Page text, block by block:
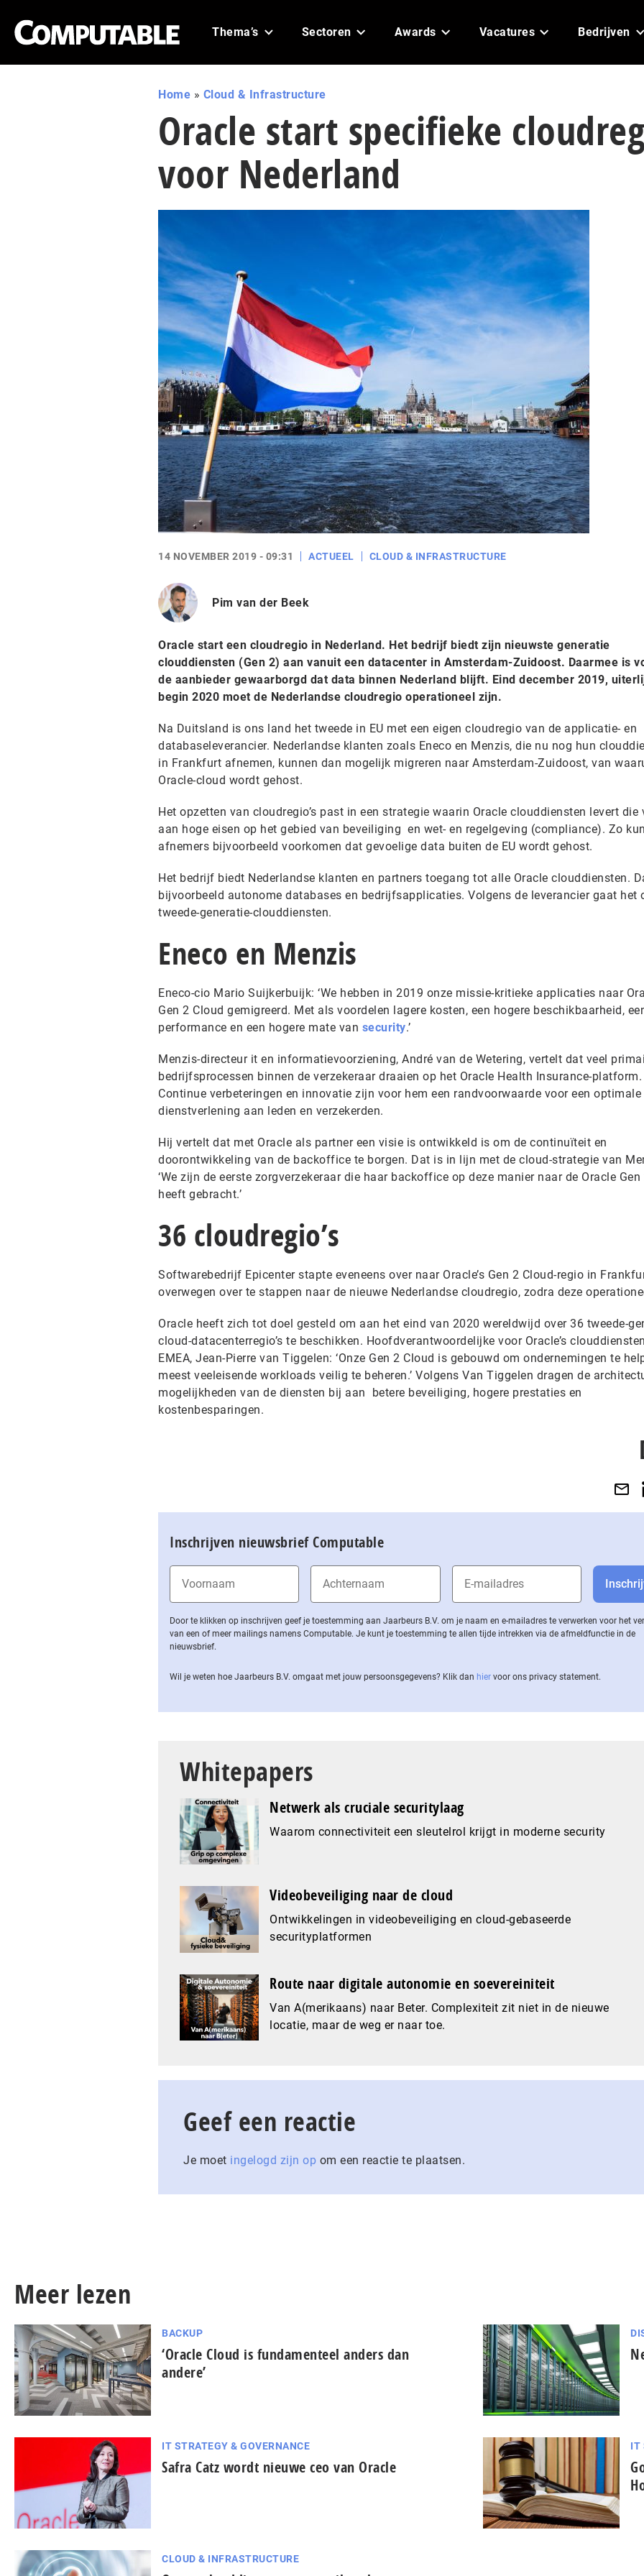
Thema’s Sectoren Awards Vacatures Bedrijven
Home » Cloud & Infrastructure
Oracle start specifieke
voor Nederland
14 NOVEMBER 2019 - 09:31 ACTUEEL CLOUD & INFRASTRUCTURE
Pim van der Beek
Oracle start een cloudregio in Nederland. Het bedrijf biedt zijn nieuwste generatie
clouddiensten (Gen 2) aan vanuit een datacenter in Amsterdam-Zuidoost. Daarmee is
de aanbieder gewaarborgd dat data binnen Nederland blijft. Eind december 2019,
begin 2020 moet de Nederlandse cloudregio operationeel zijn.
Na Duitsland is ons land het tweede in EU met een eigen cloudregio van de applicatie- en
databaseleverancier. Nederlandse klanten zoals Eneco en Menzis, die nu nog hun
in Frankfurt afnemen, kunnen dan mogelijk migreren naar Amsterdam-Zuidoost, van
Oracle-cloud wordt gehost.
Het opzetten van cloudregio’s past in een strategie waarin Oracle clouddiensten levert die
aan hoge eisen op het gebied van beveiliging en wet- en regelgeving (compliance). Zo
afnemers bijvoorbeeld voorkomen dat gevoelige data buiten de EU wordt gehost.
Het bedrijf biedt Nederlandse klanten en partners toegang tot alle Oracle clouddiensten.
bijvoorbeeld autonome databases en bedrijfsapplicaties. Volgens de leverancier gaat het
tweede-generatie-clouddiensten.
Eneco en Menzis
Eneco-cio Mario Suijkerbuijk: ‘We hebben in 2019 onze missie-kritieke applicaties naar
Gen 2 Cloud gemigreerd. Met als voordelen lagere kosten, een hogere beschikbaarheid,
performance en een hogere mate van security.’
Menzis-directeur it en informatievoorziening, André van de Wetering, vertelt dat veel
bedrijfsprocessen binnen de verzekeraar draaien op het Oracle Health Insurance-platform.
Continue verbeteringen en innovatie zijn voor hem een randvoorwaarde voor een optimale
dienstverlening aan leden en verzekerden.
Hij vertelt dat met Oracle als partner een visie is ontwikkeld is om de continuïteit en
doorontwikkeling van de backoffice te borgen. Dat is in lijn met de cloud-strategie van
‘We zijn de eerste zorgverzekeraar die haar backoffice op deze manier naar de Oracle Gen
heeft gebracht.’
36 cloudregio’s
Softwarebedrijf Epicenter stapte eveneens over naar Oracle’s Gen 2 Cloud-regio in
overwegen over te stappen naar de nieuwe Nederlandse cloudregio, zodra deze
Oracle heeft zich tot doel gesteld om aan het eind van 2020 wereldwijd over 36 tweede-
cloud-datacenterregio’s te beschikken. Hoofdverantwoordelijke voor Oracle’s
EMEA, Jean-Pierre van Tiggelen: ‘Onze Gen 2 Cloud is gebouwd om ondernemingen te
meest veeleisende workloads veilig te beheren.’ Volgens Van Tiggelen dragen de
mogelijkheden van de diensten bij aan betere beveiliging, hogere prestaties en
kostenbesparingen.
Inschrijven nieuwsbrief Computable
Door te klikken op inschrijven geef je toestemming aan Jaarbeurs B.V. om je naam en e-mailadres te verwerken voor het
van een of meer mailings namens Computable. Je kunt je toestemming te allen tijde intrekken via de af­meld­func­tie in de
nieuwsbrief.
Wil je weten hoe Jaarbeurs B.V. omgaat met jouw per­soons­ge­ge­vens? Klik dan hier voor ons privacy statement.
Whitepapers
Netwerk als cruciale securitylaag
Waarom connectiviteit een sleutelrol krijgt in moderne security
Videobeveiliging naar de cloud
Ontwikkelingen in videobeveiliging en cloud-gebaseerde
securityplatformen
Route naar digitale autonomie en soevereiniteit
Van A(merikaans) naar Beter. Complexiteit zit niet in de nieuwe
locatie, maar de weg er naar toe.
Geef een reactie
Je moet ingelogd zijn op om een reactie te plaatsen.
Meer lezen
BACKUP
‘Oracle Cloud is fundamenteel anders dan
andere’
IT STRATEGY & GOVERNANCE
Safra Catz wordt nieuwe ceo van Oracle
IT
CLOUD & INFRASTRUCTURE